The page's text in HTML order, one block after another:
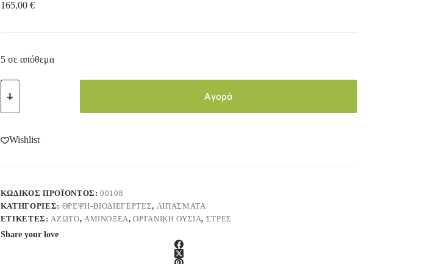
165,00 €
5 σε απόθεμα
Αγορά
Wishlist
ΚΩΔΙΚΌΣ ΠΡΟΪΌΝΤΟΣ:00108
ΚΑΤΗΓΟΡΊΕΣ: ΘΡΕΨΗ-ΒΙΟΔΙΕΓΕΡΤΕΣ, ΛΙΠΑΣΜΑΤΑ
ΕΤΙΚΈΤΕΣ:ΆΖΩΤΟ, ΑΜΙΝΟΞΈΑ,ΟΡΓΑΝΙΚΉ ΟΥΣΊΑ, ΣΤΡΕΣ
Share your love